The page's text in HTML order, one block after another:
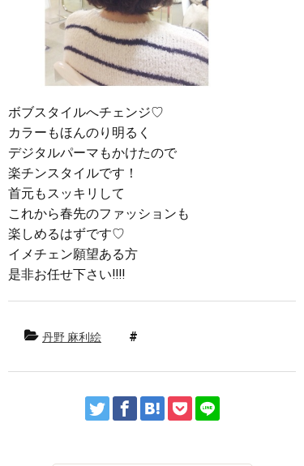
ボブスタイルへチェンジ♡
カラーもほんのり明るく
デジタルパーマもかけたので
楽チンスタイルです！
首元もスッキリして
これから春先のファッションも
楽しめるはずです♡
イメチェン願望ある方
是非お任せ下さい‼︎‼︎
丹野 麻利絵